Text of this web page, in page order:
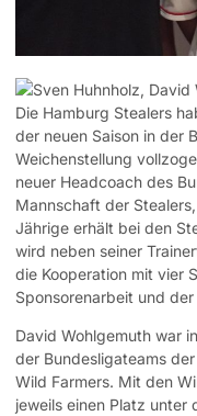
Die Hamburg Stealers
der neuen Saison in der
Weichenstellung
neuer Headcoach des
Mannschaft der
Jährige erhält bei den
wird neben seiner
die Kooperation mit vier
Sponsorenarbeit und
David Wohlgemuth war
der Bundesligateams
Wild Farmers. Mit den
jeweils einen Platz unter